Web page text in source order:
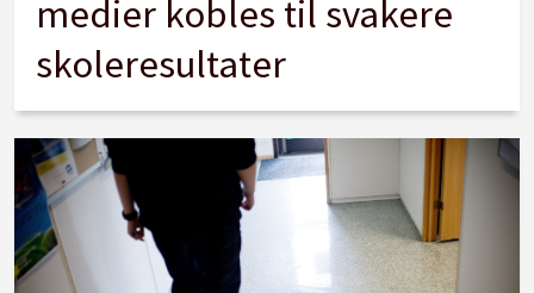
medier kobles til svakere
skoleresultater